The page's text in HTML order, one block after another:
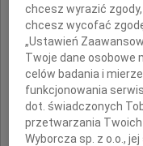
chcesz wyrazić
chcesz wycofać
„Ustawień
Twoje dane osobowe
celów badania i
funkcjonowania
dot. świadczonych
przetwarzania
Wyborcza sp. z o.o.,